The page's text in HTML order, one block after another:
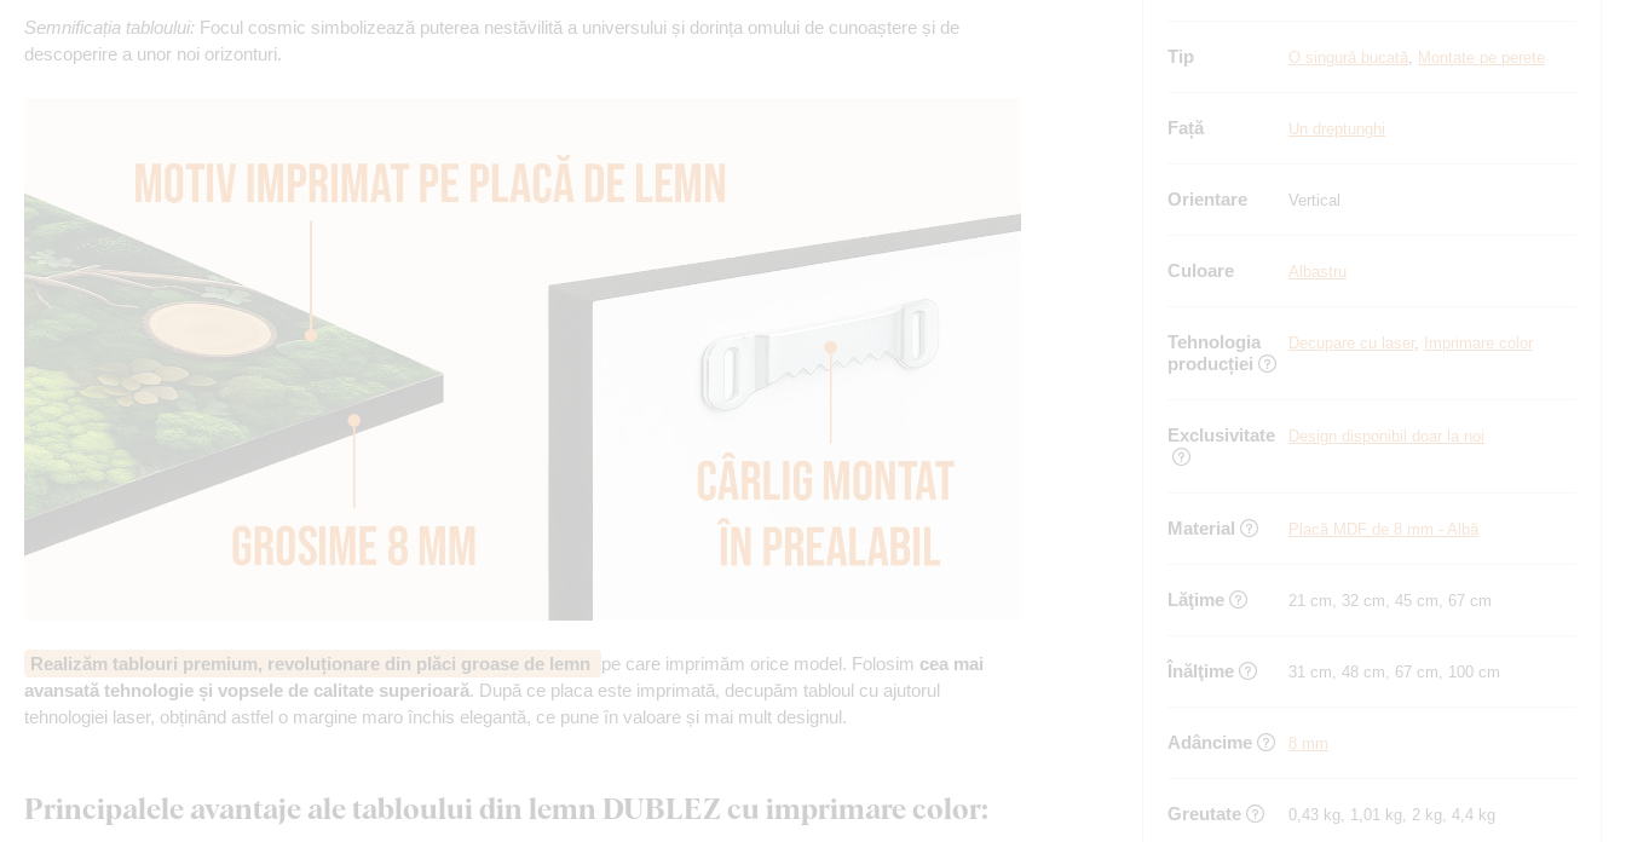
Semnificația tabloului: Focul cosmic simbolizează puterea nestăvilită a universului și dorința omului de cunoaștere și de
descoperire a unor noi orizonturi.
Realizăm tablouri premium, revoluționare din plăci groase de lemn pe care imprimăm orice model. Folosim cea mai
avansată tehnologie și vopsele de calitate superioară. După ce placa este imprimată, decupăm tabloul cu ajutorul
tehnologiei laser, obținând astfel o margine maro închis elegantă, ce pune în valoare și mai mult designul.
Principalele avantaje ale tabloului din lemn DUBLEZ cu imprimare color:
Tip O singură bucată, Montate pe perete
Față Un dreptunghi
Orientare Vertical
Culoare Albastru
Tehnologia
producției
Decupare cu laser, Imprimare color
Exclusivitate Design disponibil doar la noi
Material Placă MDF de 8 mm - Albă
Lăţime 21 cm, 32 cm, 45 cm, 67 cm
Înălţime 31 cm, 48 cm, 67 cm, 100 cm
Adâncime 8 mm
Greutate 0,43 kg, 1,01 kg, 2 kg, 4,4 kg